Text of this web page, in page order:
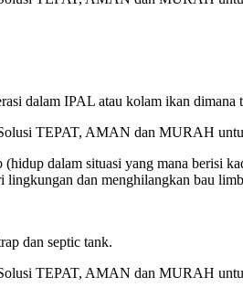
dalam IPAL atau kolam ikan dimana
dalam situasi yang mana berisi
lingkungan dan menghilangkan bau
dan septic tank.